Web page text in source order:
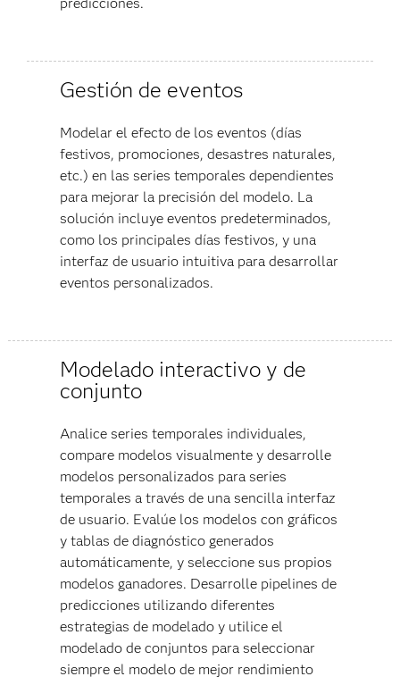
Gestión de eventos
Modelar el efecto de los eventos (días
festivos, promociones, desastres naturales,
etc.) en las series temporales dependientes
para mejorar la precisión del modelo. La
solución incluye eventos predeterminados,
como los principales días festivos, y una
interfaz de usuario intuitiva para desarrollar
eventos personalizados.
Modelado interactivo y de
conjunto
Analice series temporales individuales,
compare modelos visualmente y desarrolle
modelos personalizados para series
temporales a través de una sencilla interfaz
de usuario. Evalúe los modelos con gráficos
y tablas de diagnóstico generados
automáticamente, y seleccione sus propios
modelos ganadores. Desarrolle pipelines de
predicciones utilizando diferentes
estrategias de modelado y utilice el
modelado de conjuntos para seleccionar
siempre el modelo de mejor rendimiento